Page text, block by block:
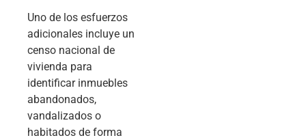
Uno de los esfuerzos
adicionales incluye un
censo nacional de
vivienda para
identificar inmuebles
abandonados,
vandalizados o
habitados de forma